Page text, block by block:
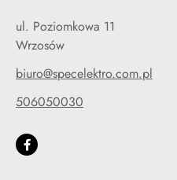
ul. Poziomkowa 11
Wrzosów
biuro@specelektro.com.pl
506050030